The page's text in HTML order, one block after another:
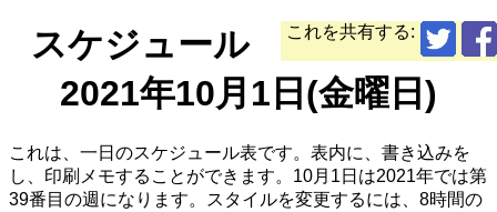
これを共有する:
スケジュール
2021年10月1日(金曜日)
これは、一日のスケジュール表です。表内に、書き込みを
し、印刷メモすることができます。10月1日は2021年では第
39番目の週になります。スタイルを変更するには、8時間の